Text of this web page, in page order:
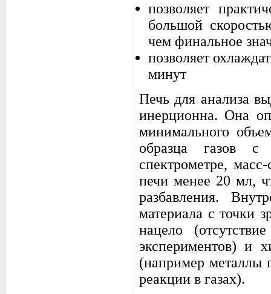
позволяет
большой
чем финальное
позволяет
минут
Печь для анализа
инерционна. Она
минимального
образца газов с
спектрометре,
печи менее 20 мл,
разбавления.
материала с точки
нацело
экспериментов) и
(например металлы
реакции в газах).